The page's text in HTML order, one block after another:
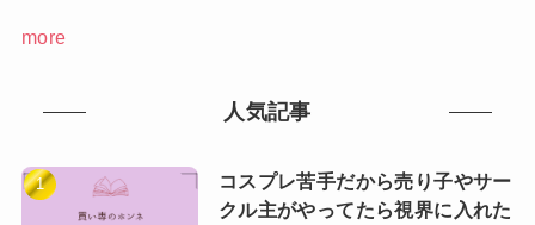
more
人気記事
コスプレ苦手だから売り子やサー
クル主がやってたら視界に入れた